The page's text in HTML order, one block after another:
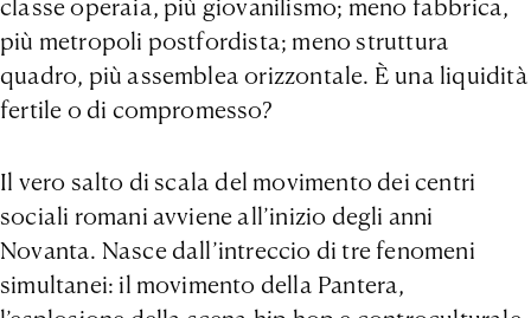
classe operaia, più giovanilismo; meno fabbrica,
più metropoli postfordista; meno struttura
quadro, più assemblea orizzontale. È una liquidità
fertile o di compromesso?
Il vero salto di scala del movimento dei centri
sociali romani avviene all’inizio degli anni
Novanta. Nasce dall’intreccio di tre fenomeni
simultanei: il movimento della Pantera,